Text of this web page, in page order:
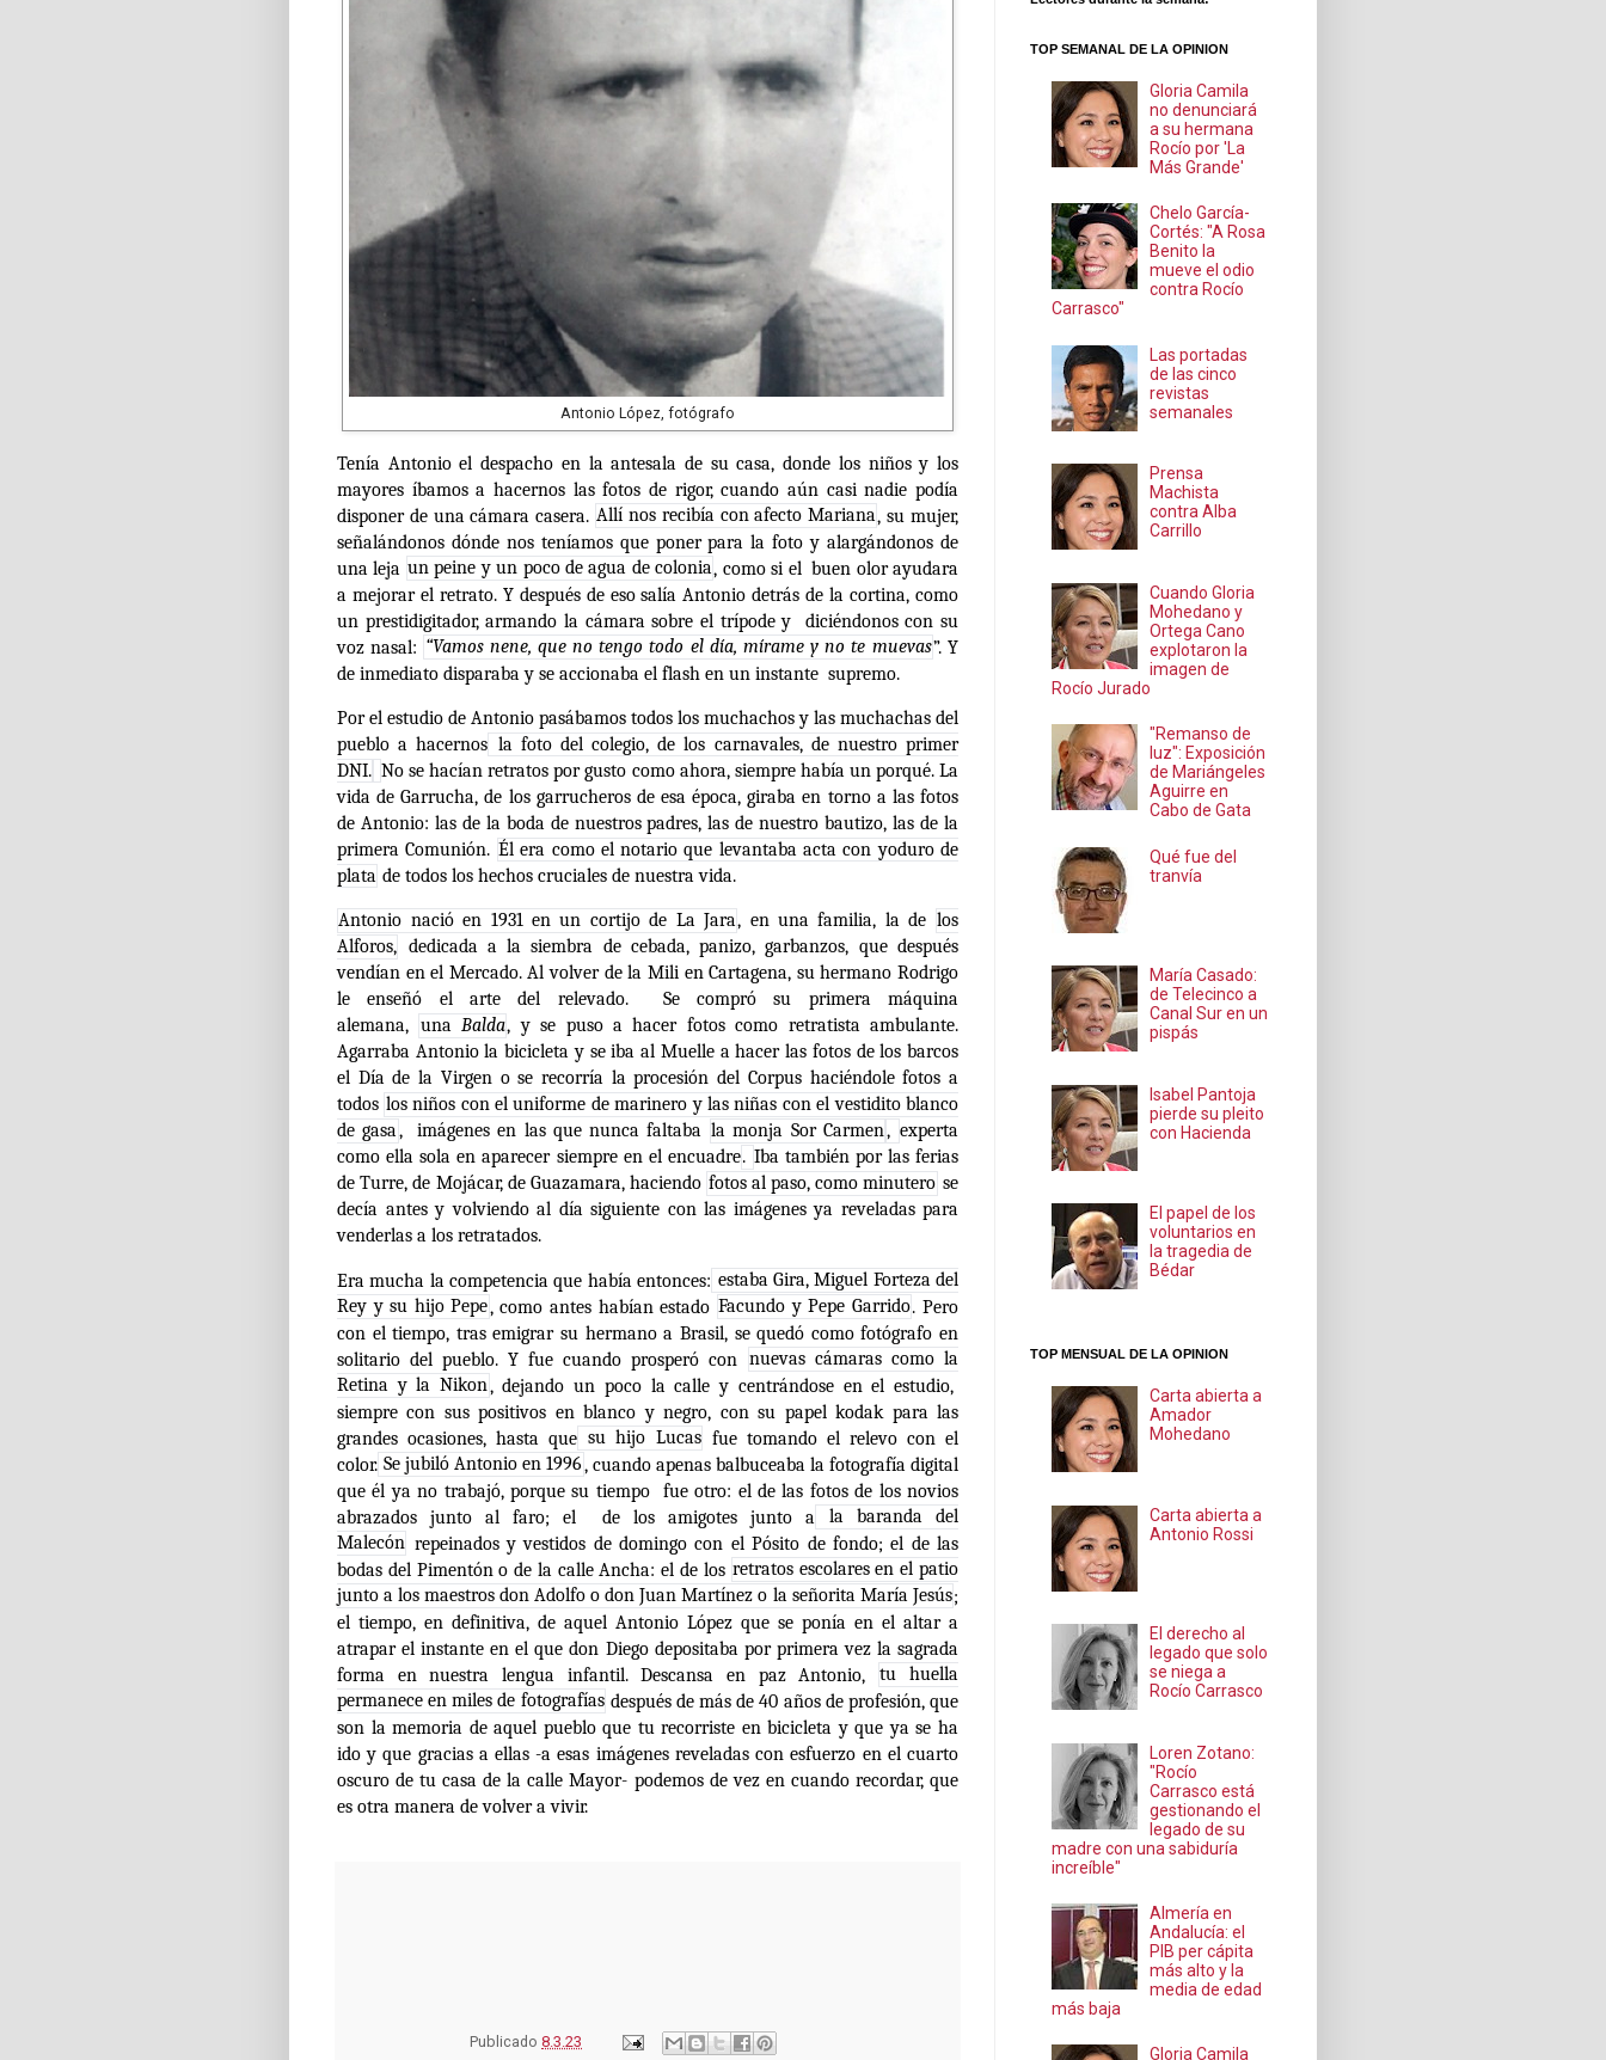
Antonio López, fotógrafo
Tenía Antonio el despacho en la antesala de su casa, donde los niños y los
mayores íbamos a hacernos las fotos de rigor, cuando aún casi nadie podía
disponer de una cámara casera. Allí nos recibía con afecto Mariana, su mujer,
señalándonos dónde nos teníamos que poner para la foto y alargándonos de
una leja un peine y un poco de agua de colonia, como si el buen olor ayudara
a mejorar el retrato. Y después de eso salía Antonio detrás de la cortina, como
un prestidigitador, armando la cámara sobre el trípode y diciéndonos con su
voz nasal: “Vamos nene, que no tengo todo el día, mírame y no te muevas”. Y
de inmediato disparaba y se accionaba el flash en un instante supremo.
Por el estudio de Antonio pasábamos todos los muchachos y las muchachas del
pueblo a hacernos la foto del colegio, de los carnavales, de nuestro primer
DNI. No se hacían retratos por gusto como ahora, siempre había un porqué. La
vida de Garrucha, de los garrucheros de esa época, giraba en torno a las fotos
de Antonio: las de la boda de nuestros padres, las de nuestro bautizo, las de la
primera Comunión. Él era como el notario que levantaba acta con yoduro de
plata de todos los hechos cruciales de nuestra vida.
Antonio nació en 1931 en un cortijo de La Jara, en una familia, la de los
Alforos, dedicada a la siembra de cebada, panizo, garbanzos, que después
vendían en el Mercado. Al volver de la Mili en Cartagena, su hermano Rodrigo
le enseñó el arte del relevado. Se compró su primera máquina
alemana, unaBalda, y se puso a hacer fotos como retratista ambulante.
Agarraba Antonio la bicicleta y se iba al Muelle a hacer las fotos de los barcos
el Día de la Virgen o se recorría la procesión del Corpus haciéndole fotos a
todos los niños con el uniforme de marinero y las niñas con el vestidito blanco
de gasa, imágenes en las que nunca faltaba la monja Sor Carmen, experta
como ella sola en aparecer siempre en el encuadre. Iba también por las ferias
de Turre, de Mojácar, de Guazamara, haciendo fotos al paso, como minutero se
decía antes y volviendo al día siguiente con las imágenes ya reveladas para
venderlas a los retratados.
Era mucha la competencia que había entonces: estaba Gira, Miguel Forteza del
Rey y su hijo Pepe, como antes habían estado Facundo y Pepe Garrido. Pero
con el tiempo, tras emigrar su hermano a Brasil, se quedó como fotógrafo en
solitario del pueblo. Y fue cuando prosperó con nuevas cámaras como la
Retina y la Nikon, dejando un poco la calle y centrándose en el estudio,
siempre con sus positivos en blanco y negro, con su papel kodak para las
grandes ocasiones, hasta que su hijo Lucas fue tomando el relevo con el
color. Se jubiló Antonio en 1996, cuando apenas balbuceaba la fotografía digital
que él ya no trabajó, porque su tiempo fue otro: el de las fotos de los novios
abrazados junto al faro; el de los amigotes junto a
la baranda del
Malecón repeinados y vestidos de domingo con el Pósito de fondo; el de las
bodas del Pimentón o de la calle Ancha: el de los retratos escolares en el patio
junto a los maestros don Adolfo o don Juan Martínez o la señorita María Jesús;
el tiempo, en definitiva, de aquel Antonio López que se ponía en el altar a
atrapar el instante en el que don Diego depositaba por primera vez la sagrada
forma en nuestra lengua infantil. Descansa en paz Antonio, tu huella
permanece en miles de fotografías después de más de 40 años de profesión, que
son la memoria de aquel pueblo que tu recorriste en bicicleta y que ya se ha
ido y que gracias a ellas -a esas imágenes reveladas con esfuerzo en el cuarto
oscuro de tu casa de la calle Mayor- podemos de vez en cuando recordar, que
es otra manera de volver a vivir.
Publicado 8.3.23
TOP SEMANAL DE LA OPINION
Gloria Camila
no denunciará
a su hermana
Rocío por 'La
Más Grande'
Chelo García-
Cortés: "A Rosa
Benito la
mueve el odio
contra Rocío
Carrasco"
Las portadas
de las cinco
revistas
semanales
Prensa
Machista
contra Alba
Carrillo
Cuando Gloria
Mohedano y
Ortega Cano
explotaron la
imagen de
Rocío Jurado
"Remanso de
luz": Exposición
de Mariángeles
Aguirre en
Cabo de Gata
Qué fue del
tranvía
María Casado:
de Telecinco a
Canal Sur en un
pispás
Isabel Pantoja
pierde su pleito
con Hacienda
El papel de los
voluntarios en
la tragedia de
Bédar
TOP MENSUAL DE LA OPINION
Carta abierta a
Amador
Mohedano
Carta abierta a
Antonio Rossi
El derecho al
legado que solo
se niega a
Rocío Carrasco
Loren Zotano:
"Rocío
Carrasco está
gestionando el
legado de su
madre con una sabiduría
increíble"
Almería en
Andalucía: el
PIB per cápita
más alto y la
media de edad
más baja
Gloria Camila